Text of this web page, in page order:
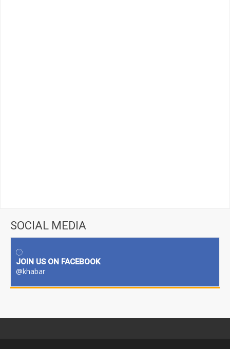
SOCIAL MEDIA
JOIN US ON FACEBOOK
@khabar